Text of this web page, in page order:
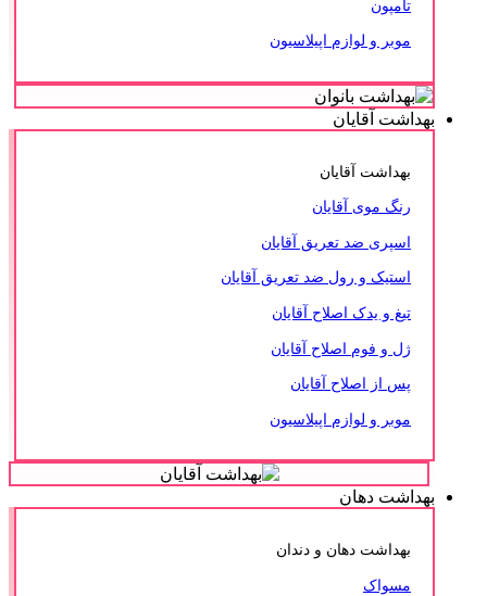
تامپون
موبر و لوازم اپیلاسیون
بهداشت آقایان
بهداشت آقایان
رنگ موی آقایان
اسپری ضد تعریق آقایان
استیک و رول ضد تعریق آقایان
تیغ و یدک اصلاح آقایان
ژل و فوم اصلاح آقایان
پس از اصلاح آقایان
موبر و لوازم اپیلاسیون
بهداشت دهان
بهداشت دهان و دندان
مسواک